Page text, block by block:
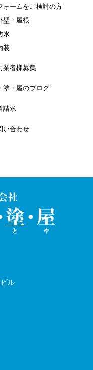
ォームをご検討の方
壁・屋根
水
装
業者様募集
塗・屋のブログ
請求
い合わせ
ル